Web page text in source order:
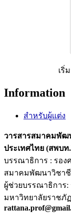
เริ่
Information
สำหรับผู้แต่ง
วารสารสมาคมพัฒ
ประเทศไทย (สพบท
บรรณาธิการ : รอง
สมาคมพัฒนาวิชาชี
ผู้ช่วยบรรณาธิการ:
มหาวิทยาลัยราชภั